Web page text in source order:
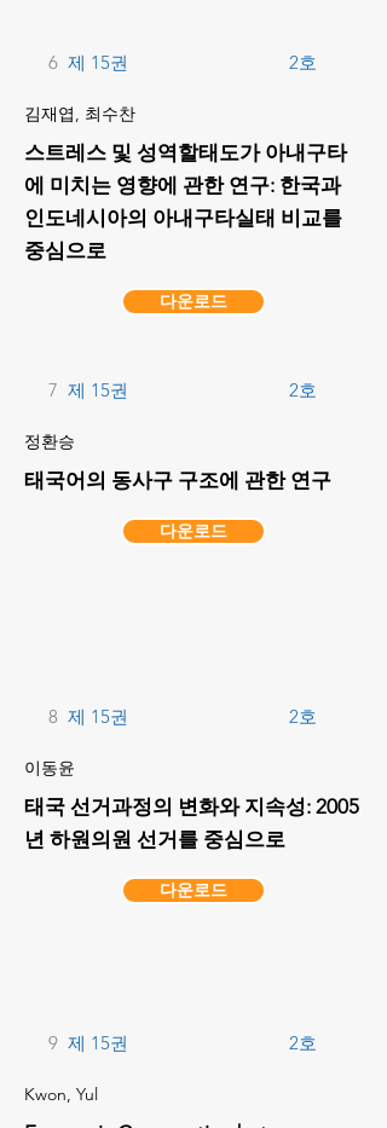
6 제 15권 2호
김재엽, 최수찬
스트레스 및 성역할태도가 아내구타
에 미치는 영향에 관한 연구: 한국과
인도네시아의 아내구타실태 비교를
중심으로
다운로드
7 제 15권 2호
정환승
태국어의 동사구 구조에 관한 연구
다운로드
8 제 15권 2호
이동윤
태국 선거과정의 변화와 지속성: 2005
년 하원의원 선거를 중심으로
다운로드
9 제 15권 2호
Kwon, Yul